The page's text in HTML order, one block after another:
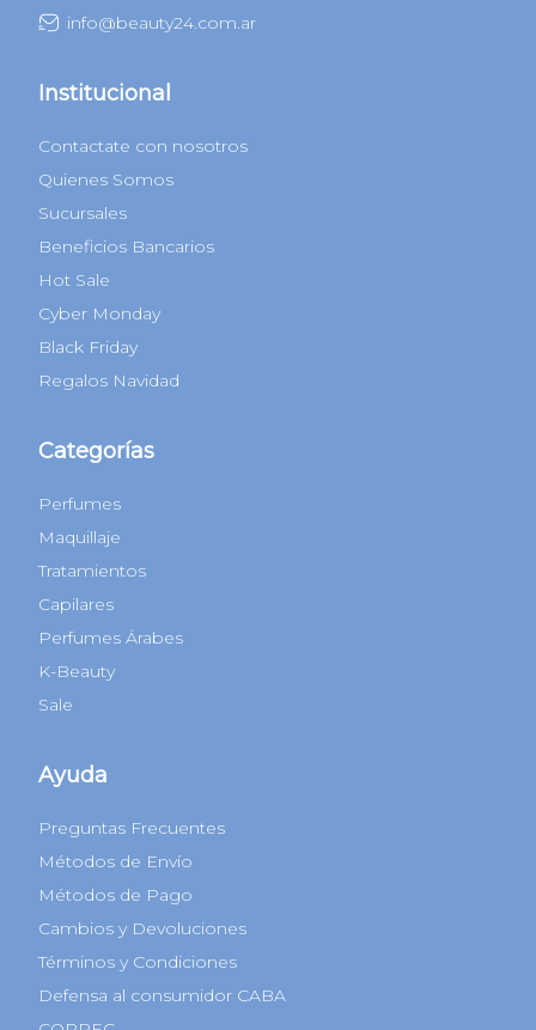
info@beauty24.com.ar
Institucional
Contactate con nosotros
Quienes Somos
Sucursales
Beneficios Bancarios
Hot Sale
Cyber Monday
Black Friday
Regalos Navidad
Categorías
Perfumes
Maquillaje
Tratamientos
Capilares
Perfumes Árabes
K-Beauty
Sale
Ayuda
Preguntas Frecuentes
Métodos de Envío
Métodos de Pago
Cambios y Devoluciones
Términos y Condiciones
Defensa al consumidor CABA